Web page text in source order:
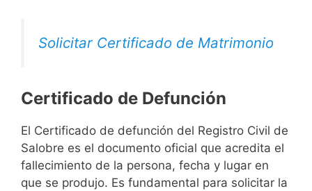
Solicitar Certificado de Matrimonio
Certificado de Defunción
El Certificado de defunción del Registro Civil de
Salobre es el documento oficial que acredita el
fallecimiento de la persona, fecha y lugar en
que se produjo. Es fundamental para solicitar la